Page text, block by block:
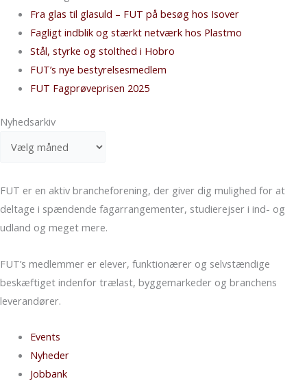
Fra glas til glasuld – FUT på besøg hos Isover
Fagligt indblik og stærkt netværk hos Plastmo
Stål, styrke og stolthed i Hobro
FUT’s nye bestyrelsesmedlem
FUT Fagprøveprisen 2025
Nyhedsarkiv
FUT er en aktiv branche­forening, der giver dig mulighed for at
deltage i spændende fag­arrangementer, studierejser i ind- og
udland og meget mere.
FUT’s medlemmer er elever, funktionærer og selvstændige
beskæftiget indenfor trælast, bygge­markeder og bran­chens
leverandører.
Events
Nyheder
Jobbank